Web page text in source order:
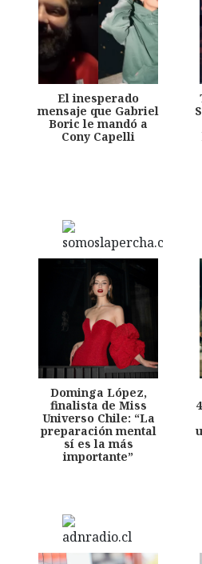
El inesperado
mensaje que Gabriel
Boric le mandó a
Cony Capelli
Dominga López,
finalista de Miss
Universo Chile: “La
preparación mental
sí es la más
importante”